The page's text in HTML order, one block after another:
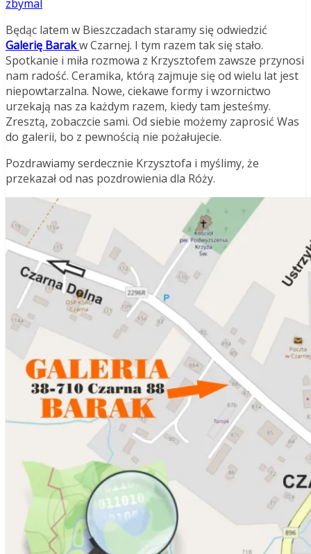
zbymal
Będąc latem w Bieszczadach staramy się odwiedzić
Galerię Barakw Czarnej. I tym razem tak się stało.
Spotkanie i miła rozmowa z Krzysztofem zawsze przynosi
nam radość. Ceramika, którą zajmuje się od wielu lat jest
niepowtarzalna. Nowe, ciekawe formy i wzornictwo
urzekają nas za każdym razem, kiedy tam jesteśmy.
Zresztą, zobaczcie sami. Od siebie możemy zaprosić Was
do galerii, bo z pewnością nie pożałujecie.
Pozdrawiamy serdecznie Krzysztofa i myślimy, że
przekazał od nas pozdrowienia dla Róży.